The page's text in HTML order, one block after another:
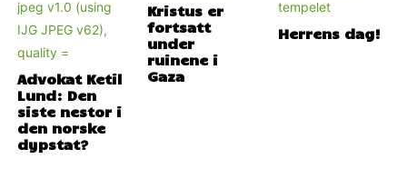
Advokat Ketil
Lund: Den
siste nestor i
den norske
dypstat?
Kristus er
fortsatt
under
ruinene i
Gaza
Herrens dag!